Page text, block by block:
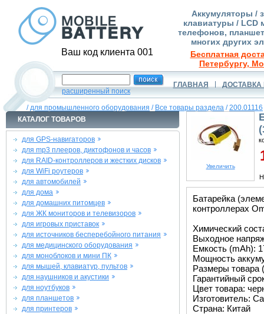
Ваш код клиента 001
Аккумуляторы /
клавиатуры / LCD
телефонов,
многих других
Бесплатная
Петербургу,
расширенный поиск
ГЛАВНАЯ ДОСТАВКА
/для промышленного оборудования / Все товары раздела /200.01116
КАТАЛОГ ТОВАРОВ
для GPS-навигаторов
для mp3 плееров, диктофонов и часов
для RAID-контроллеров и жестких дисков
для WiFi роутеров
для автомобилей
для дома
для домашних питомцев
для ЖК мониторов и телевизоров
для игровых приставок
для источников бесперебойного питания
для медицинского оборудования
для моноблоков и мини ПК
для мышей, клавиатур, пультов
для наушников и акустики
для ноутбуков
для планшетов
для принтеров
Увеличить
Батарейка
контроллерах
Химический
Выходное
Емкость (mAh):
Мощность
Размеры товара
Гарантийный
Цвет товара:
Изготовитель:
Страна: Китай